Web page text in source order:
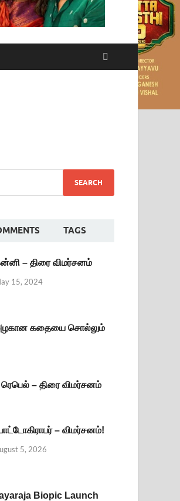
TAGS
– திரை விமர்சனம்
15, 2024
அழகான கதையை சொல்லும்
ரெபெல் – திரை விமர்சனம்
– விமர்சனம்!
5, 2026
Biopic Launch